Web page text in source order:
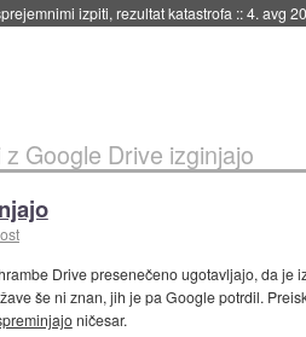
izpiti, rezultat katastrofa ::4. avg
z Google Drive izginjajo
Drive presenečeno ugotavljajo, da je
še ni znan, jih je pa Google potrdil.
ničesar.